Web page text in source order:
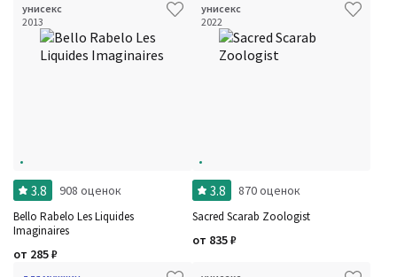
унисекс
2013
3.8 908 оценок
Bello Rabelo Les Liquides
Imaginaires
от 285₽
унисекс
2022
3.8 870 оценок
Sacred Scarab Zoologist
от 835₽